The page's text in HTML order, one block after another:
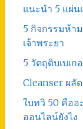
แนะนำ 5 แผ่น
5 กิจกรรมห้า
เจ้าพระยา
5 วัตถุดิบเบเ
Cleanser ผลั
ใบทวิ 50 คืออ
ออนไลน์ยังไง